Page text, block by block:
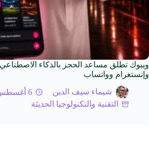
ويبوك تطلق مساعد الحجز بالذكاء
وإنستغرام وواتساب
شيماء سيف الدين
6 أغسطس 2026
التقنية والتكنولوجيا الحديثة